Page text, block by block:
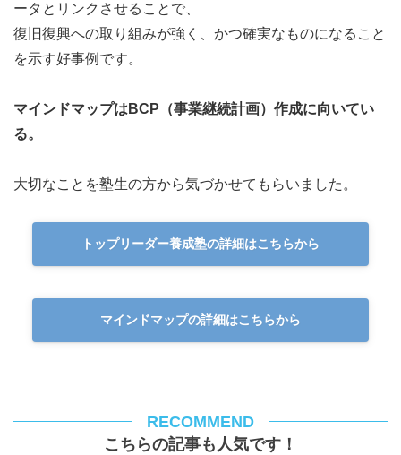
ータとリンクさせることで、
復旧復興への取り組みが強く、かつ確実なものになること
を示す好事例です。
マインドマップはBCP（事業継続計画）作成に向いてい
る。
大切なことを塾生の方から気づかせてもらいました。
トップリーダー養成塾の詳細はこちらから
マインドマップの詳細はこちらから
RECOMMEND
こちらの記事も人気です！